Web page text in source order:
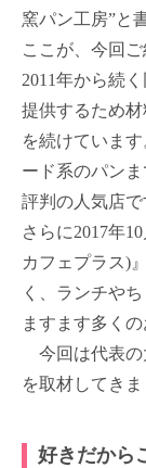
窯パン工房”と
ここが、今回
2011年から続
提供するため
を続けていま
ード系のパン
評判の人気店で
さらに2017年
カフェプラス)
く、ランチや
ますます多く
今回は代表の
を取材してきま
好きだから